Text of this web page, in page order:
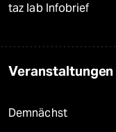
taz lab Infobrief
Veranstaltungen
Demnächst